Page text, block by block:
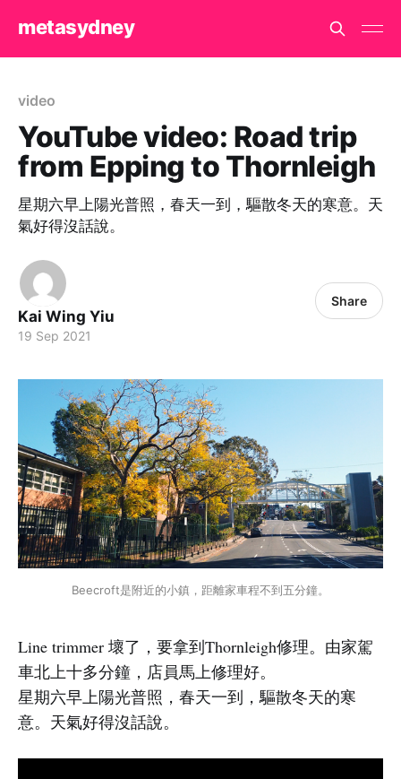
metasydney
video
YouTube video: Road trip
from Epping to Thornleigh
星期六早上陽光普照，春天一到，驅散冬天的寒意。天
氣好得沒話說。
Kai Wing Yiu
19 Sep 2021
Share
Beecroft是附近的小鎮，距離家車程不到五分鐘。
Line trimmer 壞了，要拿到Thornleigh修理。由家駕
車北上十多分鐘，店員馬上修理好。
星期六早上陽光普照，春天一到，驅散冬天的寒
意。天氣好得沒話說。